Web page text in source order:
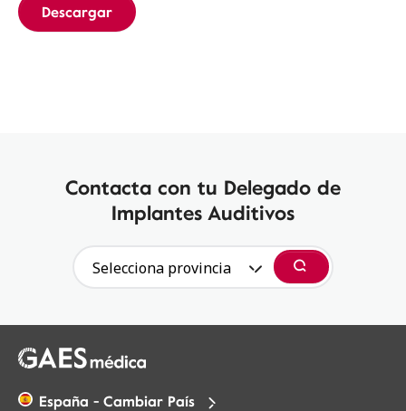
Descargar
Contacta con tu Delegado de
Implantes Auditivos
Selecciona provincia
Buscar
España - Cambiar País